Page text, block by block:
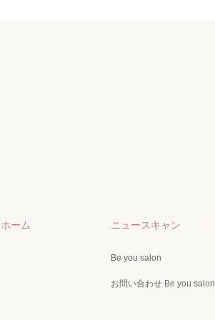
ホーム ニュースキャン
Be you salon
お問い合わせ Be you salon